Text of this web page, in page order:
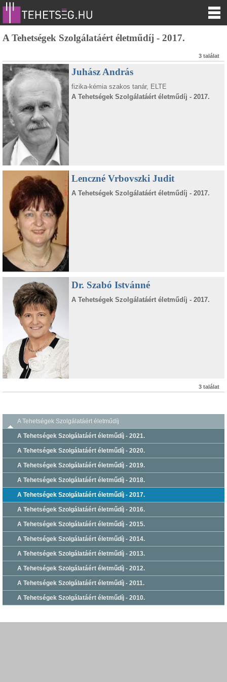
A Tehetségek Szolgálatáért életműdíj - 2017.
3 találat
Juhász András
fizika-kémia szakos tanár, ELTE
A Tehetségek Szolgálatáért életműdíj - 2017.
Lenczné Vrbovszki Judit
A Tehetségek Szolgálatáért életműdíj - 2017.
Dr. Szabó Istvánné
A Tehetségek Szolgálatáért életműdíj - 2017.
3 találat
A Tehetségek Szolgálatáért életműdíj
A Tehetségek Szolgálatáért életműdíj - 2021.
A Tehetségek Szolgálatáért életműdíj - 2020.
A Tehetségek Szolgálatáért életműdíj - 2019.
A Tehetségek Szolgálatáért életműdíj - 2018.
A Tehetségek Szolgálatáért életműdíj - 2017.
A Tehetségek Szolgálatáért életműdíj - 2016.
A Tehetségek Szolgálatáért életműdíj - 2015.
A Tehetségek Szolgálatáért életműdíj - 2014.
A Tehetségek Szolgálatáért életműdíj - 2013.
A Tehetségek Szolgálatáért életműdíj - 2012.
A Tehetségek Szolgálatáért életműdíj - 2011.
A Tehetségek Szolgálatáért életműdíj - 2010.